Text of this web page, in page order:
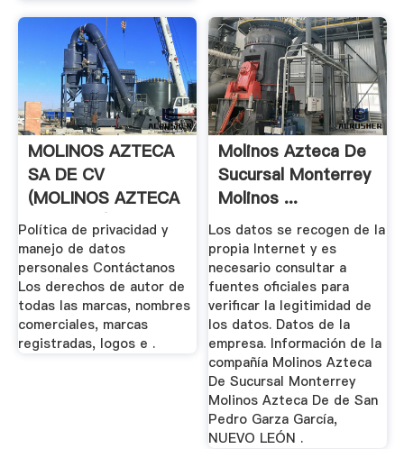
MOLINOS AZTECA
SA DE CV
(MOLINOS AZTECA
SA DE CV)
Política de privacidad y
manejo de datos
personales Contáctanos
Los derechos de autor de
todas las marcas, nombres
comerciales, marcas
registradas, logos e .
Molinos Azteca De
Sucursal Monterrey
Molinos ...
Los datos se recogen de la
propia Internet y es
necesario consultar a
fuentes oficiales para
verificar la legitimidad de
los datos. Datos de la
empresa. Información de la
compañía Molinos Azteca
De Sucursal Monterrey
Molinos Azteca De de San
Pedro Garza García,
NUEVO LEÓN .